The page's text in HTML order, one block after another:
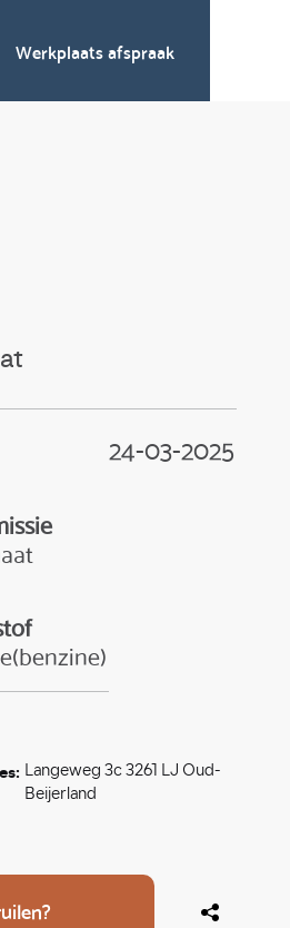
Werkplaats afspraak
24-03-2025
Langeweg 3c 3261 LJ Oud-
Beijerland